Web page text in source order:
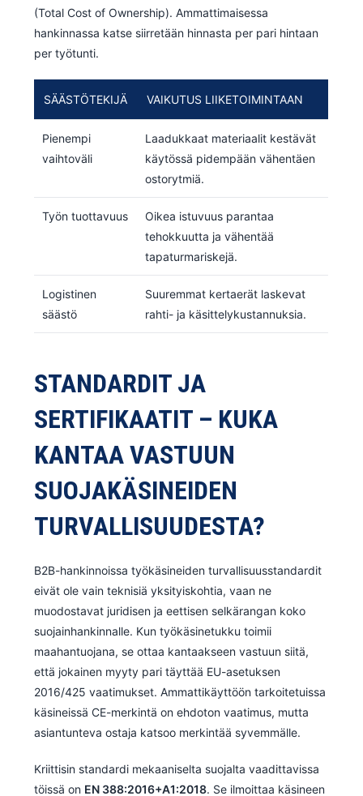
(Total Cost of Ownership). Ammattimaisessa
hankinnassa katse siirretään hinnasta per pari hintaan
per työtunti.
SÄÄSTÖTEKIJÄ VAIKUTUS LIIKETOIMINTAAN
Pienempi
vaihtoväli
Laadukkaat materiaalit kestävät
käytössä pidempään vähentäen
ostorytmiä.
Työn tuottavuus
Oikea istuvuus parantaa
tehokkuutta ja vähentää
tapaturmariskejä.
Logistinen
säästö
Suuremmat kertaerät laskevat
rahti- ja käsittelykustannuksia.
STANDARDIT JA
SERTIFIKAATIT – KUKA
KANTAA VASTUUN
SUOJAKÄSINEIDEN
TURVALLISUUDESTA?
B2B-hankinnoissa työkäsineiden turvallisuusstandardit
eivät ole vain teknisiä yksityiskohtia, vaan ne
muodostavat juridisen ja eettisen selkärangan koko
suojainhankinnalle. Kun työkäsinetukku toimii
maahantuojana, se ottaa kantaakseen vastuun siitä,
että jokainen myyty pari täyttää EU-asetuksen
2016/425 vaatimukset. Ammattikäyttöön tarkoitetuissa
käsineissä CE-merkintä on ehdoton vaatimus, mutta
asiantunteva ostaja katsoo merkintää syvemmälle.
Kriittisin standardi mekaaniselta suojalta vaadittavissa
töissä on EN 388:2016+A1:2018. Se ilmoittaa käsineen